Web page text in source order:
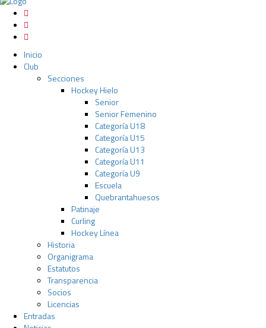
Inicio
Club
Secciones
Hockey Hielo
Senior
Senior Femenino
Categoría U18
Categoría U15
Categoría U13
Categoría U11
Categoría U9
Escuela
Quebrantahuesos
Patinaje
Curling
Hockey Línea
Historia
Organigrama
Estatutos
Transparencia
Socios
Licencias
Entradas